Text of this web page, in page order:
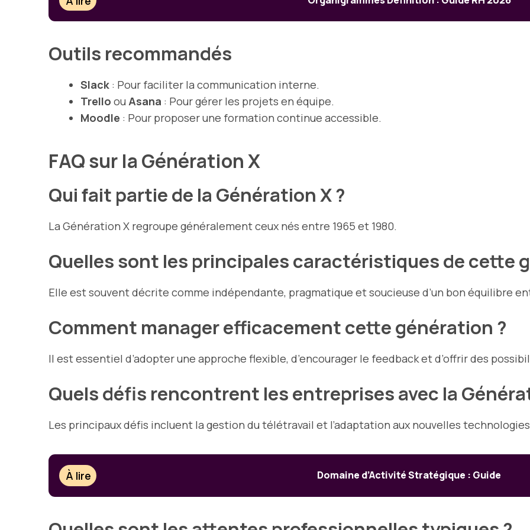
Outils recommandés
Slack : Pour faciliter la communication interne.
Trello ou Asana : Pour gérer les projets en équipe.
Moodle : Pour proposer une formation continue accessible.
FAQ sur la Génération X
Qui fait partie de la Génération X ?
La Génération X regroupe généralement ceux nés entre 1965 et 1980.
Quelles sont les principales caractéristiques de cette
Elle est souvent décrite comme indépendante, pragmatique et soucieuse d’un bon équilibre
Comment manager efficacement cette génération ?
Il est essentiel d’adopter une approche flexible, d’encourager le feedback et d’offrir des
Quels défis rencontrent les entreprises avec la
Les principaux défis incluent la gestion du télétravail et l’adaptation aux nouvelles
À lire Domaine d’Activité Stratégique : Guide